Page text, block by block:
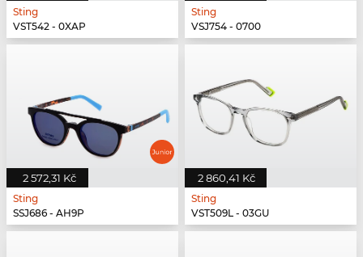
Sting
VST542 - 0XAP
Sting
VSJ754 - 0700
2 572,31 Kč
Sting
SSJ686 - AH9P
2 860,41 Kč
Sting
VST509L - 03GU